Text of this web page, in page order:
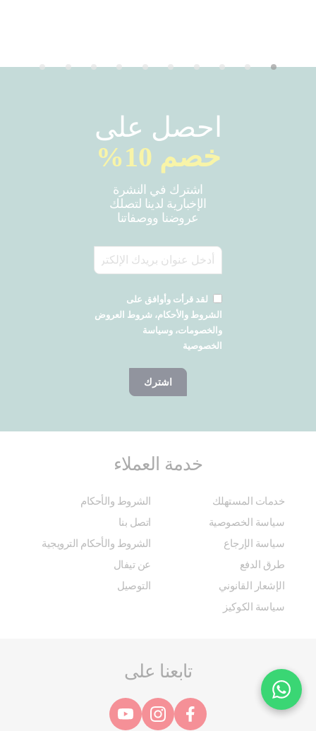
احصل على
خصم 10%
اشترك في النشرة
الإخبارية لدينا لتصلك
عروضنا ووصفاتنا
لقد قرأت وأوافق على
الشروط والأحكام، شروط العروض
والخصومات، وسياسة
الخصوصية
اشترك
خدمة العملاء
خدمات المستهلك
الشروط والأحكام
سياسة الخصوصية
اتصل بنا
سياسة الإرجاع
الشروط والأحكام الترويجية
طرق الدفع
عن تيفال
الإشعار القانوني
التوصيل
سياسة الكوكيز
تابعنا على